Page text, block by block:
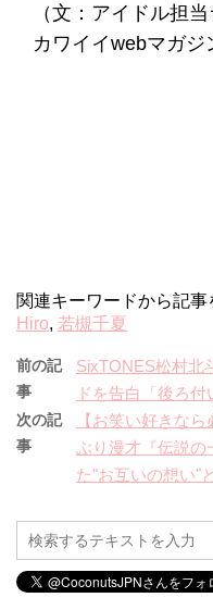
（文：アイドル担
カワイイwebマガジ
関連キーワードから記事
Hiro, 若槻千夏
前の記
事
SixTONES松村北
ドを告白「後ろ付
次の記
事
【お笑い好きな
ぶり漫才『伝説の
た"お互いの想い"